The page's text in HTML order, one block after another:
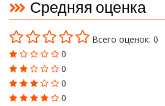
Средняя оценка
Всего оценок: 0
0
0
0
0